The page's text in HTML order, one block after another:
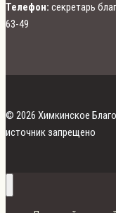
Телефон: секретарь
63-49
© 2026 Химкинское
источник запрещено